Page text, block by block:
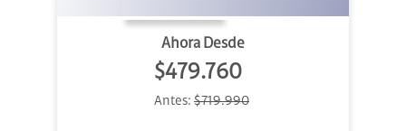
Ahora Desde
$479.760
Antes: $719.990